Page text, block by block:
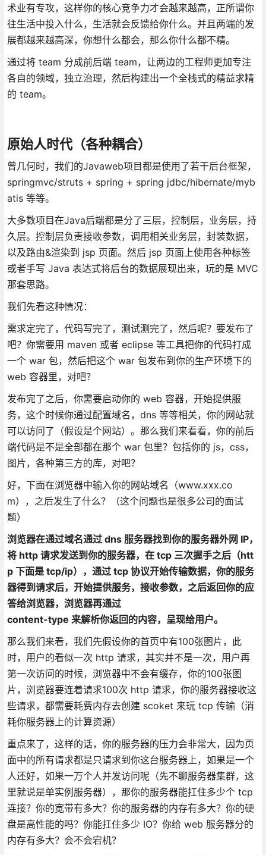
术业有专攻，这样你的核心竞争力才会越来越高，正所谓你
往生活中投入什么，生活就会反馈给你什么。并且两端的发
展都越来越高深，你想什么都会，那么你什么都不精。
通过将 team 分成前后端 team，让两边的工程师更加专注
各自的领域，独立治理，然后构建出一个全栈式的精益求精
的 team。
原始人时代（各种耦合）
曾几何时，我们的Javaweb项目都是使用了若干后台框架，
springmvc/struts + spring + spring jdbc/hibernate/myb
atis 等等。
大多数项目在Java后端都是分了三层，控制层，业务层，持
久层。控制层负责接收参数，调用相关业务层，封装数据，
以及路由&渲染到 jsp 页面。然后 jsp 页面上使用各种标签
或者手写 Java 表达式将后台的数据展现出来，玩的是 MVC
那套思路。
我们先看这种情况：
需求定完了，代码写完了，测试测完了，然后呢？要发布了
吧？你需要用 maven 或者 eclipse 等工具把你的代码打成
一个 war 包，然后把这个 war 包发布到你的生产环境下的
web 容器里，对吧？
发布完了之后，你需要启动你的 web 容器，开始提供服
务，这个时候你通过配置域名，dns 等等相关，你的网站就
可以访问了（假设是个网站）。那么我们来看看，你的前后
端代码是不是全部都在那个 war 包里？包括你的 js，css，
图片，各种第三方的库，对吧？
好，下面在浏览器中输入你的网站域名（www.xxx.co
m），之后发生了什么？（这个问题也是很多公司的面试
题）
浏览器在通过域名通过 dns 服务器找到你的服务器外网 IP，
将 http 请求发送到你的服务器，在 tcp 三次握手之后（htt
p 下面是 tcp/ip），通过 tcp 协议开始传输数据，你的服务
器得到请求后，开始提供服务，接收参数，之后返回你的应
答给浏览器，浏览器再通过
content-type 来解析你返回的内容，呈现给用户。
那么我们来看，我们先假设你的首页中有100张图片，此
时，用户的看似一次 http 请求，其实并不是一次，用户再
第一次访问的时候，浏览器中不会有缓存，你的100张图
片，浏览器要连着请求100次 http 请求，你的服务器接收这
些请求，都需要耗费内存去创建 scoket 来玩 tcp 传输（消
耗你服务器上的计算资源）
重点来了，这样的话，你的服务器的压力会非常大，因为页
面中的所有请求都是只请求到你这台服务器上，如果是一个
人还好，如果一万个人并发访问呢（先不聊服务器集群，这
里就说是单实例服务器），那你的服务器能扛住多少个 tcp
连接？你的宽带有多大？你的服务器的内存有多大？你的硬
盘是高性能的吗？你能扛住多少 IO？你给 web 服务器分的
内存有多大？会不会宕机？